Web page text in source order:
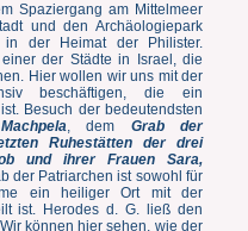
Spaziergang am Mittelmeer
und den Archäologiepark
der Heimat der Philister.
der Städte in Israel, die
Hier wollen wir uns mit der
beschäftigen, die ein
Besuch der bedeutendsten
, dem Grab der
Ruhestätten der drei
und ihrer Frauen Sara,
der Patriarchen ist sowohl für
ein heiliger Ort mit der
ist. Herodes d. G. ließ den
können hier sehen, wie der